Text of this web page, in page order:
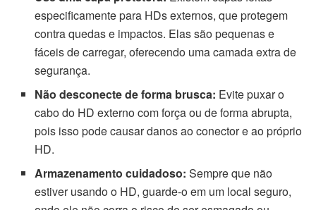
especificamente para HDs externos, que protegem
contra quedas e impactos. Elas são pequenas e
fáceis de carregar, oferecendo uma camada extra de
segurança.
Não desconecte de forma brusca: Evite puxar o
cabo do HD externo com força ou de forma abrupta,
pois isso pode causar danos ao conector e ao próprio
HD.
Armazenamento cuidadoso: Sempre que não
estiver usando o HD, guarde-o em um local seguro,